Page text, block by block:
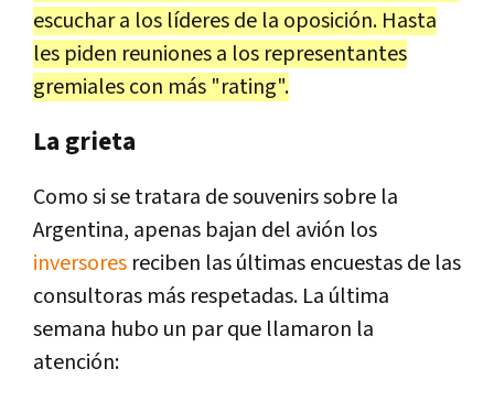
escuchar a los líderes de la oposición. Hasta
les piden reuniones a los representantes
gremiales con más "rating".
La grieta
Como si se tratara de souvenirs sobre la
Argentina, apenas bajan del avión los
inversores reciben las últimas encuestas de las
consultoras más respetadas. La última
semana hubo un par que llamaron la
atención: